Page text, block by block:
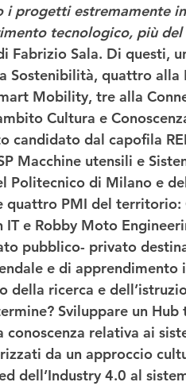
i progetti estremamente
tecnologico, più
Fabrizio Sala. Di questi,
Sostenibilità, quattro
Mobility, tre alla
Cultura e
candidato dal capofila
Macchine utensili e
Politecnico di Milano e
quattro PMI del territorio:
IT e Robby Moto
pubblico- privato
e di
della ricerca e
Sviluppare un
conoscenza relativa ai
da un approccio
dell’Industry 4.0 al